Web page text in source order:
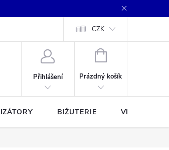
CZK
Přihlášení
NÁKUPNÍ
Prázdný košík
BIŽUTERIE VLASCE A